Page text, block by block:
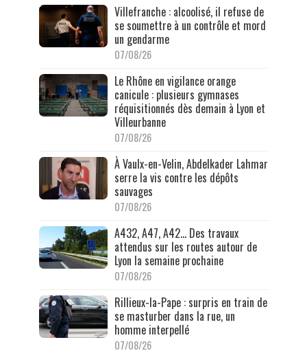
Villefranche : alcoolisé, il refuse de
se soumettre à un contrôle et mord
un gendarme
07/08/26
Le Rhône en vigilance orange
canicule : plusieurs gymnases
réquisitionnés dès demain à Lyon et
Villeurbanne
07/08/26
À Vaulx-en-Velin, Abdelkader Lahmar
serre la vis contre les dépôts
sauvages
07/08/26
A432, A47, A42… Des travaux
attendus sur les routes autour de
Lyon la semaine prochaine
07/08/26
Rillieux-la-Pape : surpris en train de
se masturber dans la rue, un
homme interpellé
07/08/26